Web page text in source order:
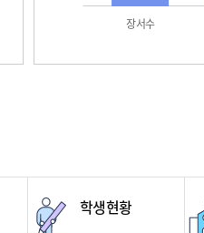
장서수
학생현황